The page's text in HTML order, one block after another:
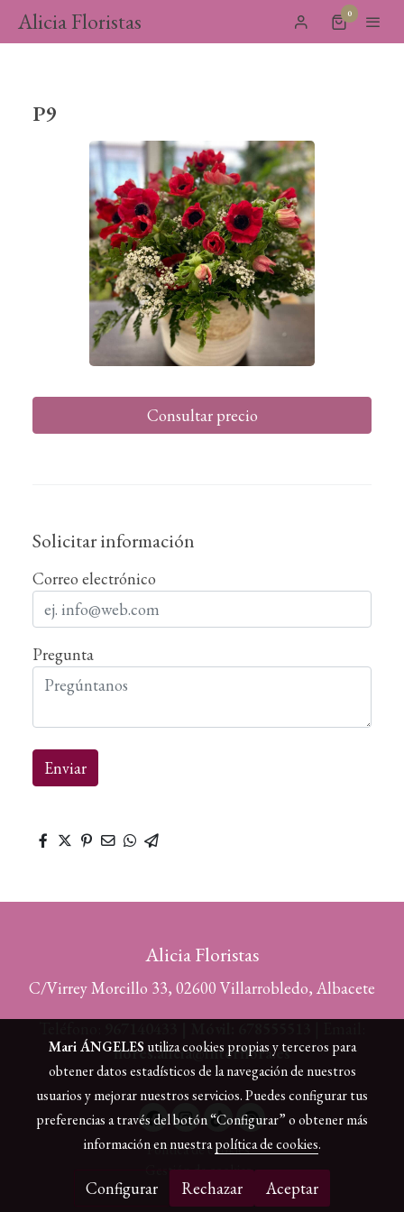
Alicia Floristas 0
P9
Consultar precio
Solicitar información
Correo electrónico
Pregunta
Enviar
Alicia Floristas
C/Virrey Morcillo 33, 02600 Villarrobledo, Albacete
flores.alicia@interflora.es
Política de cookies
Gestión de cookies
Mari ÁNGELES utiliza cookies propias y terceros para
obtener datos estadísticos de la navegación de nuestros
usuarios y mejorar nuestros servicios. Puedes configurar tus
preferencias a través del botón “Configurar” o obtener más
información en nuestrapolítica de cookies.
Configurar Rechazar Aceptar